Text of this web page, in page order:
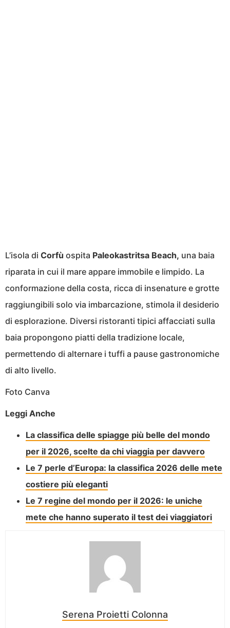
L’isola di Corfù ospita Paleokastritsa Beach, una baia
riparata in cui il mare appare immobile e limpido. La
conformazione della costa, ricca di insenature e grotte
raggiungibili solo via imbarcazione, stimola il desiderio
di esplorazione. Diversi ristoranti tipici affacciati sulla
baia propongono piatti della tradizione locale,
permettendo di alternare i tuffi a pause gastronomiche
di alto livello.
Foto Canva
Leggi Anche
La classifica delle spiagge più belle del mondo
per il 2026, scelte da chi viaggia per davvero
Le 7 perle d’Europa: la classifica 2026 delle mete
costiere più eleganti
Le 7 regine del mondo per il 2026: le uniche
mete che hanno superato il test dei viaggiatori
Serena Proietti Colonna